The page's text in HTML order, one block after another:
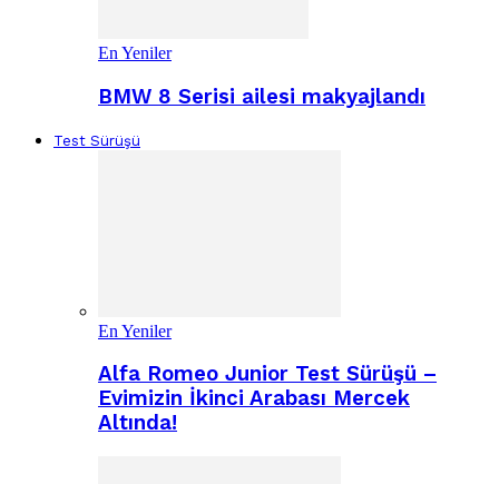
En Yeniler
BMW 8 Serisi ailesi makyajlandı
Test Sürüşü
En Yeniler
Alfa Romeo Junior Test Sürüşü –
Evimizin İkinci Arabası Mercek
Altında!